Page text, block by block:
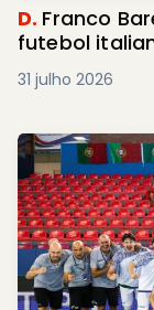
D. Franco
futebol
31 julho 2026